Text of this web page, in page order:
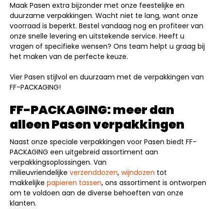
Maak Pasen extra bijzonder met onze feestelijke en
duurzame verpakkingen. Wacht niet te lang, want onze
voorraad is beperkt. Bestel vandaag nog en profiteer van
onze snelle levering en uitstekende service. Heeft u
vragen of specifieke wensen? Ons team helpt u graag bij
het maken van de perfecte keuze.
Vier Pasen stijlvol en duurzaam met de verpakkingen van
FF-PACKAGING!
FF-PACKAGING: meer dan
alleen Pasen verpakkingen
Naast onze speciale verpakkingen voor Pasen biedt FF-
PACKAGING een uitgebreid assortiment aan
verpakkingsoplossingen. Van
milieuvriendelijke verzenddozen, wijndozen tot
makkelijke papieren tassen, ons assortiment is ontworpen
om te voldoen aan de diverse behoeften van onze
klanten.